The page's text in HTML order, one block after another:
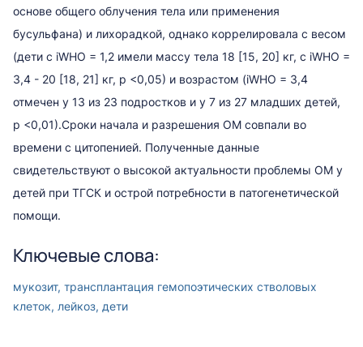
основе общего облучения тела или применения
бусульфана) и лихорадкой, однако коррелировала с весом
(дети с iWHO = 1,2 имели массу тела 18 [15, 20] кг, с iWHO =
3,4 - 20 [18, 21] кг, р <0,05) и возрастом (iWHO = 3,4
отмечен у 13 из 23 подростков и у 7 из 27 младших детей,
р <0,01).Сроки начала и разрешения OM совпали во
времени с цитопенией. Полученные данные
свидетельствуют о высокой актуальности проблемы ОМ у
детей при ТГСК и острой потребности в патогенетической
помощи.
Ключевые слова:
мукозит, трансплантация гемопоэтических стволовых
клеток, лейкоз, дети